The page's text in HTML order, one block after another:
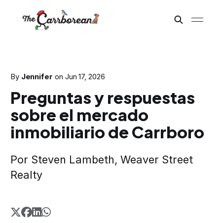
By Jennifer on Jun 17, 2026
Preguntas y respuestas
sobre el mercado
inmobiliario de Carrboro
Por Steven Lambeth, Weaver Street
Realty